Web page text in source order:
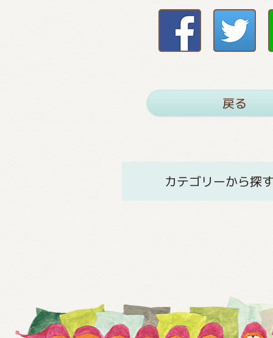
戻る
カテゴリーから探